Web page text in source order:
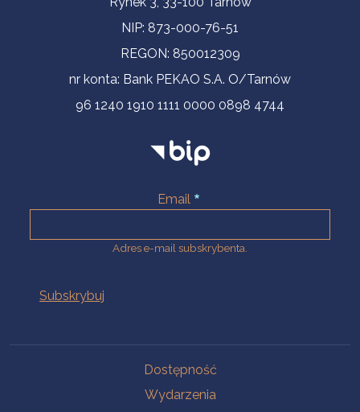
NIP: 873-000-76-51
REGON: 850012309
nr konta: Bank PEKAO S.A. O/Tarnów
96 1240 1910 1111 0000 0898 4744
Email
Adres e-mail subskrybenta.
Dostępność
Wydarzenia